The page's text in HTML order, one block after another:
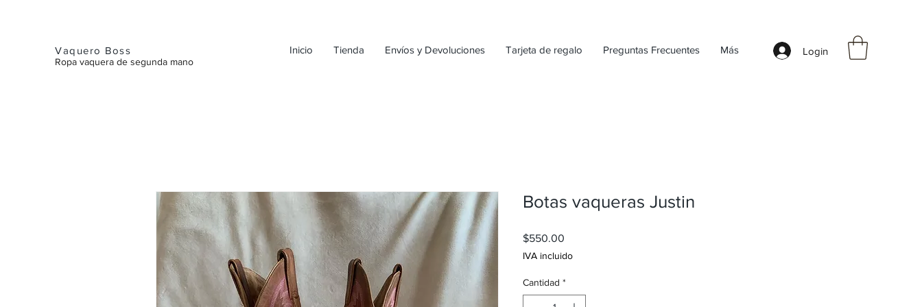
Vaquero Boss
Ropa vaquera de segunda mano
Inicio Tienda Envíos y Devoluciones Tarjeta de regalo Preguntas Frecuentes Más Login
Botas vaqueras Justin
$550.00
IVA incluido
Cantidad *